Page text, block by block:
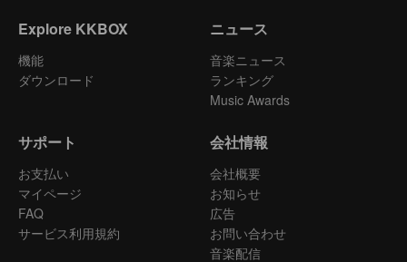
Explore KKBOX
機能
ダウンロード
ニュース
音楽ニュース
ランキング
Music Awards
サポート
お支払い
マイページ
FAQ
サービス利用規約
会社情報
会社概要
お知らせ
広告
お問い合わせ
音楽配信